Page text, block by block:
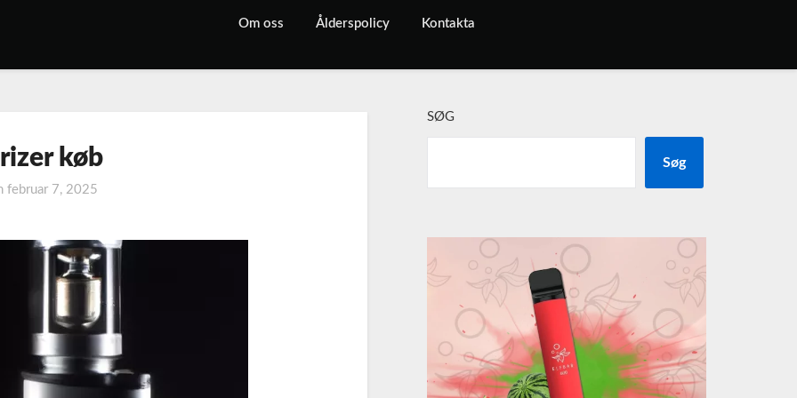
Om oss Ålderspolicy Kontakta
køb
februar 7, 2025
SØG
Søg